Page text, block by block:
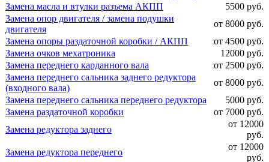
Замена масла и втулки разъема АКПП
5500 руб.
Замена опор двигателя / замена подушки
двигателя
от 8000 руб.
Замена опоры раздаточной коробки / АКПП
от 4500 руб.
Замена очков мехатроника
12000 руб.
Замена переднего карданного вала
от 2500 руб.
Замена переднего сальника заднего редуктора
(входного вала)
от 8000 руб.
Замена переднего сальника переднего редуктора
5000 руб.
Замена раздаточной коробки
от 7000 руб.
Замена редуктора заднего
от 12000
руб.
Замена редуктора переднего
от 12000
руб.